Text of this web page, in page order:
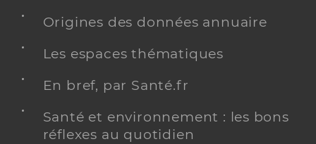
Origines des données annuaire
Les espaces thématiques
En bref, par Santé.fr
Santé et environnement : les bons
réflexes au quotidien